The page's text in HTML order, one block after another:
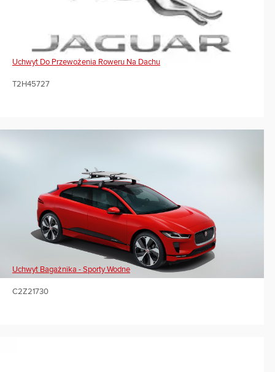
Uchwyt Do Przewożenia Roweru Na Dachu
T2H45727
Uchwyt Bagażnika - Sporty Wodne
C2Z21730